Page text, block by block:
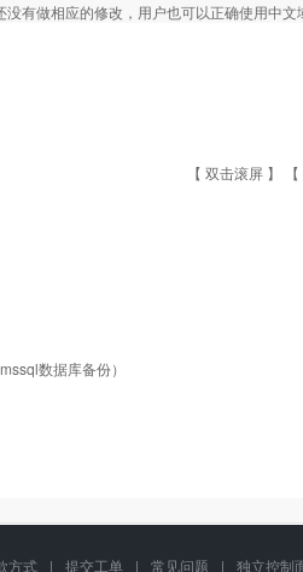
有做相应的修改，用户也可以正确使用中文
【 双击滚屏 】 【
数据库备份）
方式 | 提交工单 | 常见问题 | 独立控制